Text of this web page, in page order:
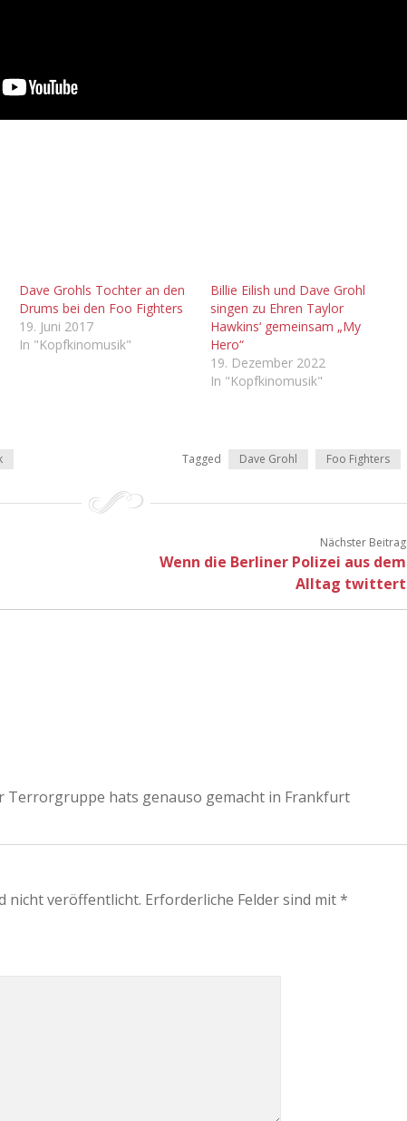
Dave Grohls Tochter an den
Drums bei den Foo Fighters
19. Juni 2017
In "Kopfkinomusik"
Billie Eilish und Dave Grohl
singen zu Ehren Taylor
Hawkins‘ gemeinsam „My
Hero“
19. Dezember 2022
In "Kopfkinomusik"
Tagged Dave Grohl Foo Fighters
Nächster Beitrag
Wenn die Berliner Polizei aus dem
Alltag twittert
Terrorgruppe hats genauso gemacht in Frankfurt
nicht veröffentlicht. Erforderliche Felder sind mit*